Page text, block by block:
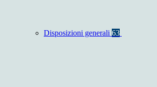
Disposizioni generali 63